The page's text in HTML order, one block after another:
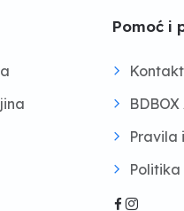
Pomoć i
Kontakt
BDBOX
Pravila